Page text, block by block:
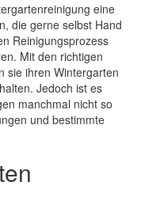
eine
die gerne selbst Hand
Reinigungsprozess
Mit den richtigen
sie ihren Wintergarten
Jedoch ist es
manchmal nicht so
und bestimmte